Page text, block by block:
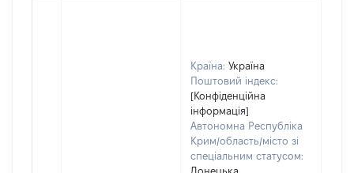
Країна: Україна
Поштовий індекс:
[Конфіденційна
інформація]
Автономна Республіка
Крим/область/місто зі
спеціальним статусом:
Донецька